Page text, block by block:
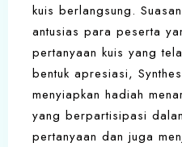
kuis berlangsung.
antusias para peserta
pertanyaan kuis yang
bentuk apresiasi,
menyiapkan hadiah
yang berpartisipasi
pertanyaan dan juga